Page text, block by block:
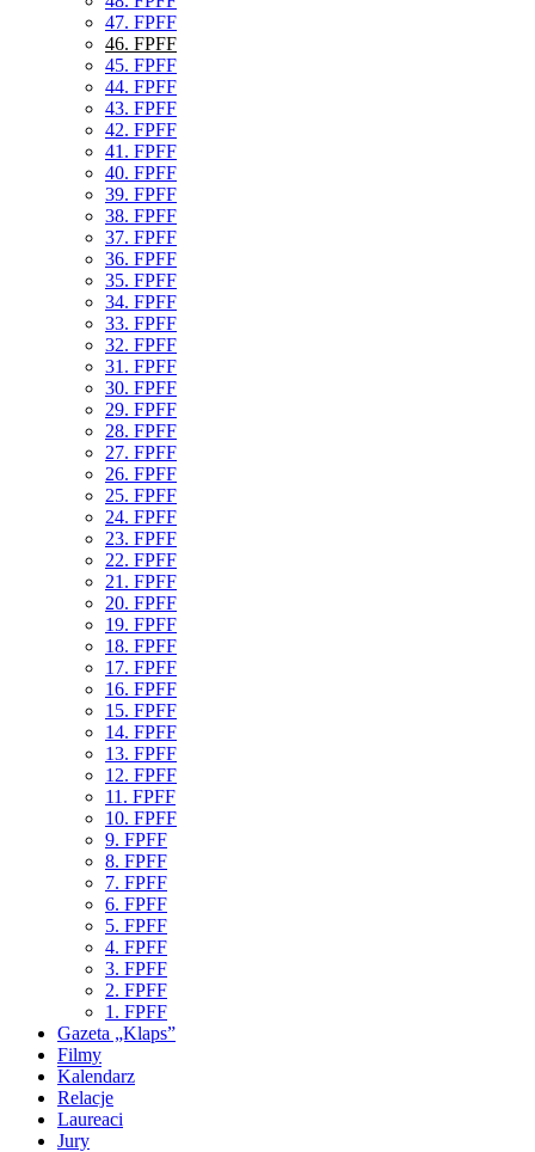
47. FPFF
46. FPFF
45. FPFF
44. FPFF
43. FPFF
42. FPFF
41. FPFF
40. FPFF
39. FPFF
38. FPFF
37. FPFF
36. FPFF
35. FPFF
34. FPFF
33. FPFF
32. FPFF
31. FPFF
30. FPFF
29. FPFF
28. FPFF
27. FPFF
26. FPFF
25. FPFF
24. FPFF
23. FPFF
22. FPFF
21. FPFF
20. FPFF
19. FPFF
18. FPFF
17. FPFF
16. FPFF
15. FPFF
14. FPFF
13. FPFF
12. FPFF
11. FPFF
10. FPFF
9. FPFF
8. FPFF
7. FPFF
6. FPFF
5. FPFF
4. FPFF
3. FPFF
2. FPFF
1. FPFF
Gazeta „Klaps”
Filmy
Kalendarz
Relacje
Laureaci
Jury